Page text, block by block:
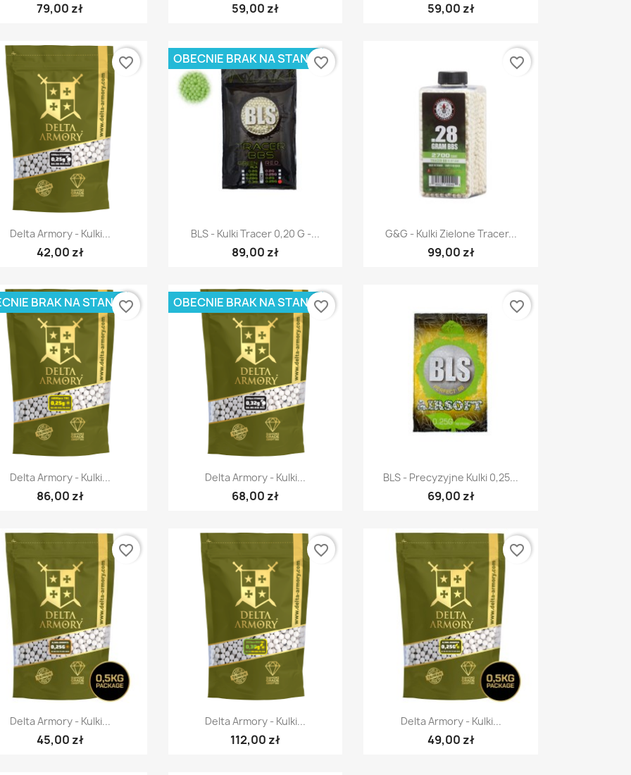
79,00 zł 59,00 zł 59,00 zł
Szybki podgląd
Delta Armory - Kulki...
42,00 zł
favorite_border
Szybki podgląd
BLS - Kulki Tracer 0,20 G -...
89,00 zł
OBECNIE BRAK NA STANIEfavorite_border
Szybki podgląd
G&G - Kulki Zielone Tracer...
99,00 zł
favorite_border
Szybki podgląd
Delta Armory - Kulki...
86,00 zł
BRAK NA STANIEfavorite_border
Szybki podgląd
Delta Armory - Kulki...
68,00 zł
OBECNIE BRAK NA STANIEfavorite_border
Szybki podgląd
BLS - Precyzyjne Kulki 0,25...
69,00 zł
favorite_border
Szybki podgląd
Delta Armory - Kulki...
45,00 zł
favorite_border
Szybki podgląd
Delta Armory - Kulki...
112,00 zł
favorite_border
Szybki podgląd
Delta Armory - Kulki...
49,00 zł
favorite_border